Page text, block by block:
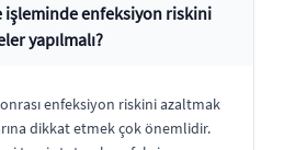
işleminde enfeksiyon riskini
yapılmalı?
enfeksiyon riskini azaltmak
dikkat etmek çok önemlidir.